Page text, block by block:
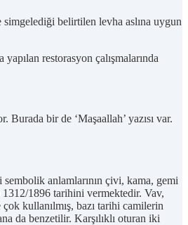
simgelediği belirtilen levha aslına uygun
restorasyon çalışmalarında
Burada bir de ‘Maşaallah’ yazısı var.
anlamlarının çivi, kama, gemi
1312/1896 tarihini vermektedir. Vav,
kullanılmış, bazı tarihi camilerin
da benzetilir. Karşılıklı oturan iki